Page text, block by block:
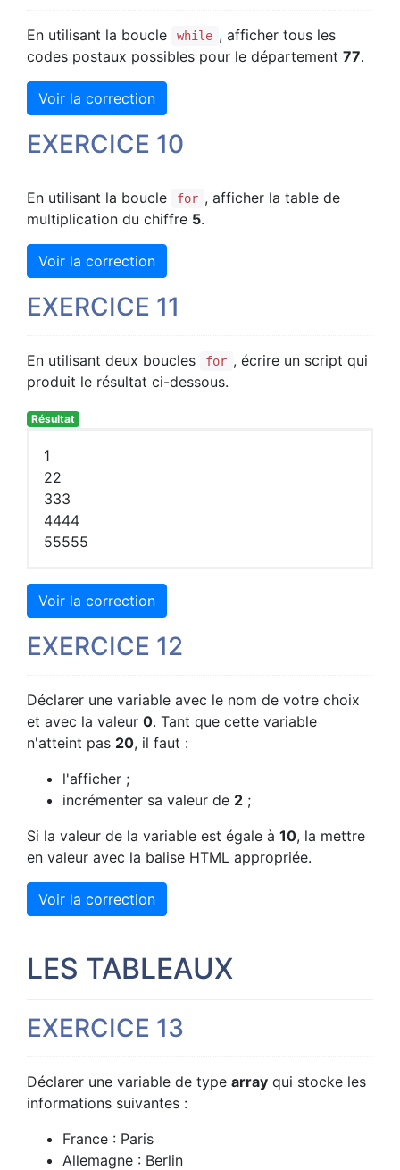
En utilisant la boucle while , afficher tous les
codes postaux possibles pour le département 77.
Voir la correction
EXERCICE 10
En utilisant la boucle for , afficher la table de
multiplication du chiffre 5.
Voir la correction
EXERCICE 11
En utilisant deux boucles for , écrire un script qui
produit le résultat ci-dessous.
Résultat
1
22
333
4444
55555
Voir la correction
EXERCICE 12
Déclarer une variable avec le nom de votre choix
et avec la valeur 0. Tant que cette variable
n'atteint pas 20, il faut :
l'afficher ;
incrémenter sa valeur de 2 ;
Si la valeur de la variable est égale à 10, la mettre
en valeur avec la balise HTML appropriée.
Voir la correction
LES TABLEAUX
EXERCICE 13
Déclarer une variable de type array qui stocke les
informations suivantes :
France : Paris
Allemagne : Berlin